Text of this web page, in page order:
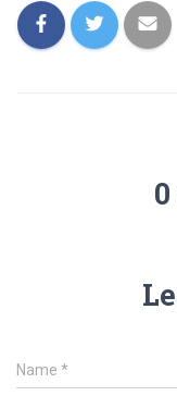
Name *